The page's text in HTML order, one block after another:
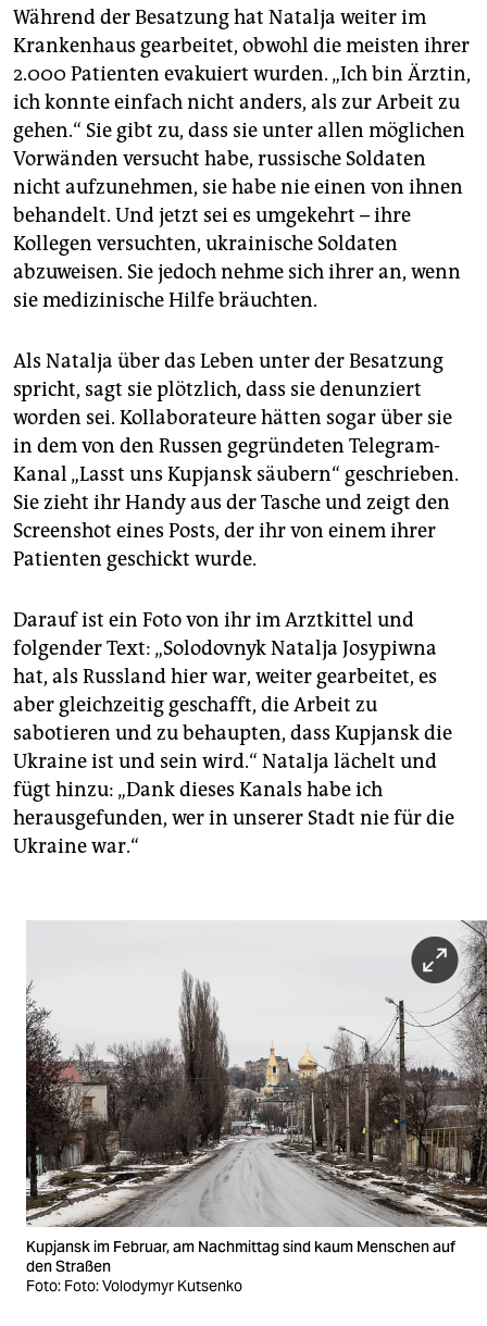
Während der Besatzung hat Natalja weiter im
Krankenhaus gearbeitet, obwohl die meisten ihrer
2.000 Patienten evakuiert wurden. „Ich bin Ärztin,
ich konnte einfach nicht anders, als zur Arbeit zu
gehen.“ Sie gibt zu, dass sie unter allen möglichen
Vorwänden versucht habe, russische Soldaten
nicht aufzunehmen, sie habe nie einen von ihnen
behandelt. Und jetzt sei es umgekehrt – ihre
Kollegen versuchten, ukrainische Soldaten
abzuweisen. Sie jedoch nehme sich ihrer an, wenn
sie medizinische Hilfe bräuchten.
Als Natalja über das Leben unter der Besatzung
spricht, sagt sie plötzlich, dass sie denunziert
worden sei. Kollaborateure hätten sogar über sie
in dem von den Russen gegründeten Telegram-
Kanal „Lasst uns Kupjansk säubern“ geschrieben.
Sie zieht ihr Handy aus der Tasche und zeigt den
Screenshot eines Posts, der ihr von einem ihrer
Patienten geschickt wurde.
Darauf ist ein Foto von ihr im Arztkittel und
folgender Text: „Solodovnyk Natalja Josypiwna
hat, als Russland hier war, weiter gearbeitet, es
aber gleichzeitig geschafft, die Arbeit zu
sabotieren und zu behaupten, dass Kupjansk die
Ukraine ist und sein wird.“ Natalja lächelt und
fügt hinzu: „Dank dieses Kanals habe ich
herausgefunden, wer in unserer Stadt nie für die
Ukraine war.“
Kupjansk im Februar, am Nachmittag sind kaum Menschen auf
den Straßen
Foto: Foto: Volodymyr Kutsenko